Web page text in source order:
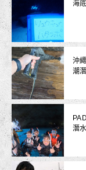
海
沖
潮
潛水